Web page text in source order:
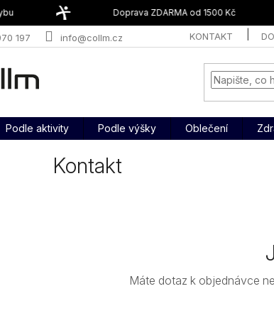
Doprava ZDARMA od 1500 Kč
197 info@collm.cz KONTAKT
Podle aktivity Podle výšky Oblečení
Kontakt
Máte dotaz k objednávce